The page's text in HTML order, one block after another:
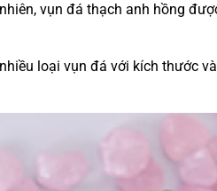
vụn đá thạch anh hồng
loại vụn đá với kích thước